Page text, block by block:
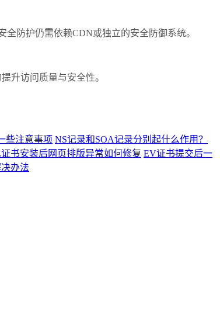
防护仍需依赖CDN或独立的安全防御系统。
升访问质量与安全性。
些注意事项 NS记录和SOA记录分别起什么作用？
证书安装后网页排版异常如何修复 EV证书提交后一
办法